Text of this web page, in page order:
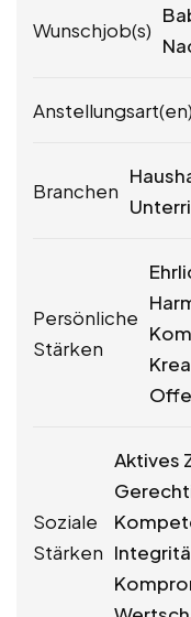
Wunschjob(s)
Anstellungsart(en)
Branchen
Persönliche
Stärken
Soziale
Stärken
Aktives